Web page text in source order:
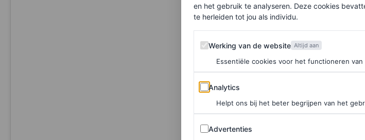
en het gebruik te analyseren. Deze cookies
te herleiden tot jou als individu.
Werking van de website
Werking van de website Altijd aan
Essentiële cookies voor het functioneren
Analytics
Analytics
Helpt ons bij het beter begrijpen van het
Advertenties
Advertenties